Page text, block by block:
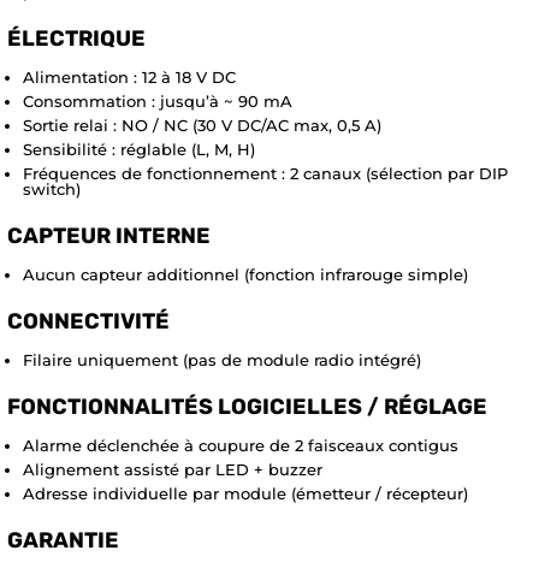
ÉLECTRIQUE
Alimentation : 12 à 18 V DC
Consommation : jusqu’à ~ 90 mA
Sortie relai : NO / NC (30 V DC/AC max, 0,5 A)
Sensibilité : réglable (L, M, H)
Fréquences de fonctionnement : 2 canaux (sélection par DIP
switch)
CAPTEUR INTERNE
Aucun capteur additionnel (fonction infrarouge simple)
CONNECTIVITÉ
Filaire uniquement (pas de module radio intégré)
FONCTIONNALITÉS LOGICIELLES / RÉGLAGE
Alarme déclenchée à coupure de 2 faisceaux contigus
Alignement assisté par LED + buzzer
Adresse individuelle par module (émetteur / récepteur)
GARANTIE